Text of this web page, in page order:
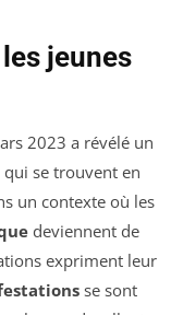
jeunes
2023 a révélé un
qui se trouvent en
un contexte où les
deviennent de
expriment leur
se sont